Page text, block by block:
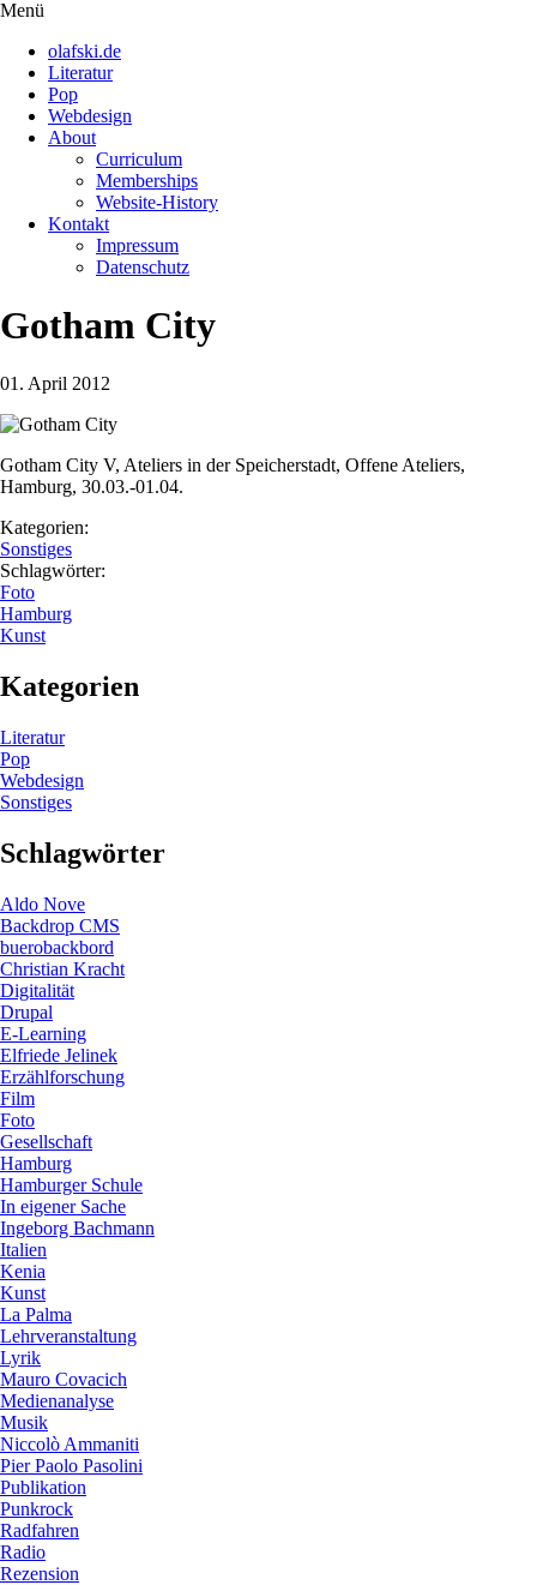
Direkt
Inhalt
Menü
olafski.de
Literatur
Pop
Webdesign
About
Curriculum
Memberships
Website-History
Kontakt
Impressum
Datenschutz
Gotham City
01. April 2012
Gotham City V, Ateliers in der Speicherstadt, Offene Ateliers,
Hamburg, 30.03.-01.04.
Kategorien:
Sonstiges
Schlagwörter:
Foto
Hamburg
Kunst
Kategorien
Literatur
Pop
Webdesign
Sonstiges
Schlagwörter
Aldo Nove
Backdrop CMS
buerobackbord
Christian Kracht
Digitalität
Drupal
E-Learning
Elfriede Jelinek
Erzählforschung
Film
Foto
Gesellschaft
Hamburg
Hamburger Schule
In eigener Sache
Ingeborg Bachmann
Italien
Kenia
Kunst
La Palma
Lehrveranstaltung
Lyrik
Mauro Covacich
Medienanalyse
Musik
Niccolò Ammaniti
Pier Paolo Pasolini
Publikation
Punkrock
Radfahren
Radio
Rezension